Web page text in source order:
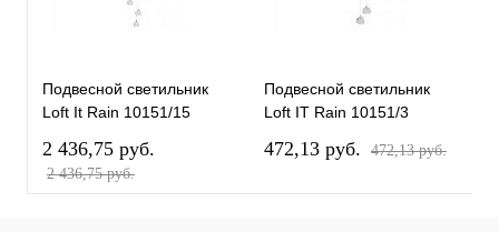
Подвесной светильник
Loft It Rain 10151/15
2 436,75 pуб.
2 436,75 pуб.
Подвесной светильник
Loft IT Rain 10151/3
472,13 pуб. 472,13 pуб.